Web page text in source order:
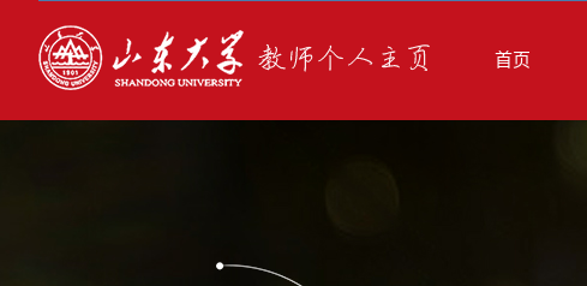
首页